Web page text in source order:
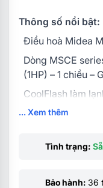
Thông số nổi bật:
Điều hoà Midea
Dòng MSCE
(1HP) – 1 chiều –
CoolFlash làm
phút
vượt trội
Cảm biến hướng
... Xem thêm
Tình trạng:
Bảo hành: 36